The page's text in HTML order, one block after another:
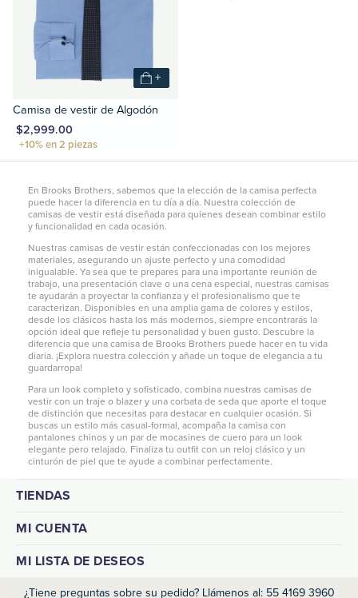
+
Camisa de vestir de Algodón
$2,999.00
En Brooks Brothers, sabemos que la elección de la camisa perfecta
puede hacer la diferencia en tu día a día. Nuestra colección de
camisas de vestir está diseñada para quienes desean combinar estilo
y funcionalidad en cada ocasión.
Nuestras camisas de vestir están confeccionadas con los mejores
materiales, asegurando un ajuste perfecto y una comodidad
inigualable. Ya sea que te prepares para una importante reunión de
trabajo, una presentación clave o una cena especial, nuestras camisas
te ayudarán a proyectar la confianza y el profesionalismo que te
caracterizan. Disponibles en una amplia gama de colores y estilos,
desde los clásicos hasta los más modernos, siempre encontrarás la
opción ideal que refleje tu personalidad y buen gusto. Descubre la
diferencia que una camisa de Brooks Brothers puede hacer en tu vida
diaria. ¡Explora nuestra colección y añade un toque de elegancia a tu
guardarropa!
Para un look completo y sofisticado, combina nuestras camisas de
vestir con un traje o blazer y una corbata de seda que aporte el toque
de distinción que necesitas para destacar en cualquier ocasión. Si
buscas un estilo más casual-formal, acompaña la camisa con
pantalones chinos y un par de mocasines de cuero para un look
elegante pero relajado. Finaliza tu outfit con un reloj clásico y un
cinturón de piel que te ayude a combinar perfectamente.
TIENDAS
MI CUENTA
MI LISTA DE DESEOS
¿Tiene preguntas sobre su pedido? Llámenos al: 55 4169 3960